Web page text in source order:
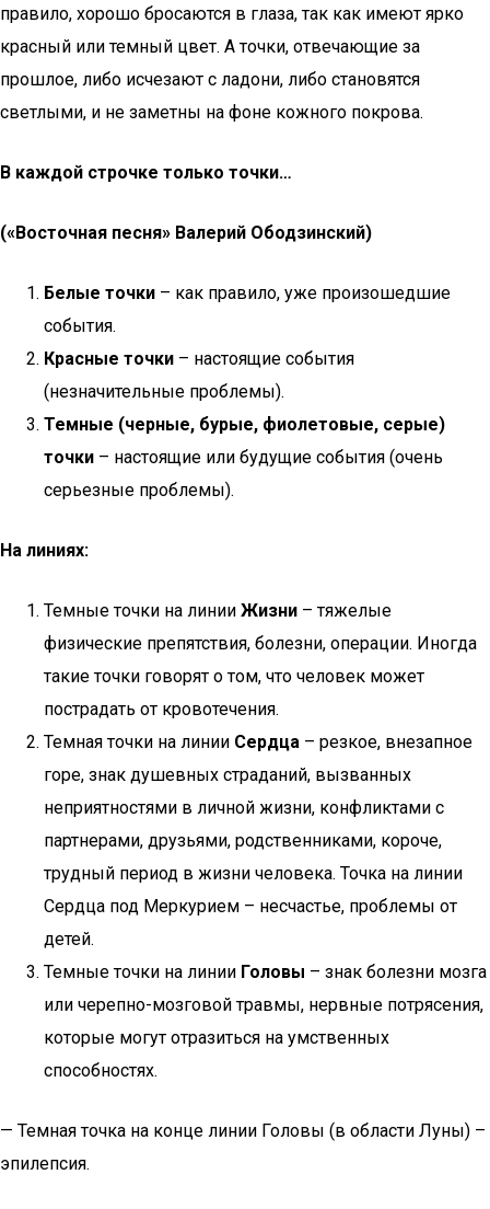
правило, хорошо бросаются в глаза, так как имеют ярко
красный или темный цвет. А точки, отвечающие за
прошлое, либо исчезают с ладони, либо становятся
светлыми, и не заметны на фоне кожного покрова.
В каждой строчке только точки…
(«Восточная песня» Валерий Ободзинский)
Белые точки – как правило, уже произошедшие
события.
Красные точки – настоящие события
(незначительные проблемы).
Темные (черные, бурые, фиолетовые, серые)
точки – настоящие или будущие события (очень
серьезные проблемы).
На линиях:
Темные точки на линии Жизни – тяжелые
физические препятствия, болезни, операции. Иногда
такие точки говорят о том, что человек может
пострадать от кровотечения.
Темная точки на линии Сердца – резкое, внезапное
горе, знак душевных страданий, вызванных
неприятностями в личной жизни, конфликтами с
партнерами, друзьями, родственниками, короче,
трудный период в жизни человека. Точка на линии
Сердца под Меркурием – несчастье, проблемы от
детей.
Темные точки на линии Головы – знак болезни мозга
или черепно-мозговой травмы, нервные потрясения,
которые могут отразиться на умственных
способностях.
— Темная точка на конце линии Головы (в области Луны) –
эпилепсия.